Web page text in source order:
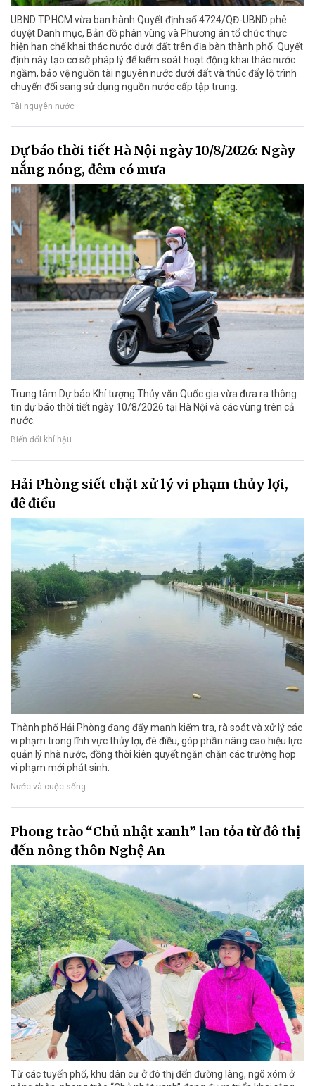
UBND TP.HCM vừa ban hành Quyết định số 4724/QĐ-UBND phê
duyệt Danh mục, Bản đồ phân vùng và Phương án tổ chức thực
hiện hạn chế khai thác nước dưới đất trên địa bàn thành phố. Quyết
định này tạo cơ sở pháp lý để kiểm soát hoạt động khai thác nước
ngầm, bảo vệ nguồn tài nguyên nước dưới đất và thúc đẩy lộ trình
chuyển đổi sang sử dụng nguồn nước cấp tập trung.
Tài nguyên nước
Dự báo thời tiết Hà Nội ngày 10/8/2026: Ngày
nắng nóng, đêm có mưa
Trung tâm Dự báo Khí tượng Thủy văn Quốc gia vừa đưa ra thông
tin dự báo thời tiết ngày 10/8/2026 tại Hà Nội và các vùng trên cả
nước.
Biến đổi khí hậu
Hải Phòng siết chặt xử lý vi phạm thủy lợi,
đê điều
Thành phố Hải Phòng đang đẩy mạnh kiểm tra, rà soát và xử lý các
vi phạm trong lĩnh vực thủy lợi, đê điều, góp phần nâng cao hiệu lực
quản lý nhà nước, đồng thời kiên quyết ngăn chặn các trường hợp
vi phạm mới phát sinh.
Nước và cuộc sống
Phong trào “Chủ nhật xanh” lan tỏa từ đô thị
đến nông thôn Nghệ An
Từ các tuyến phố, khu dân cư ở đô thị đến đường làng, ngõ xóm ở